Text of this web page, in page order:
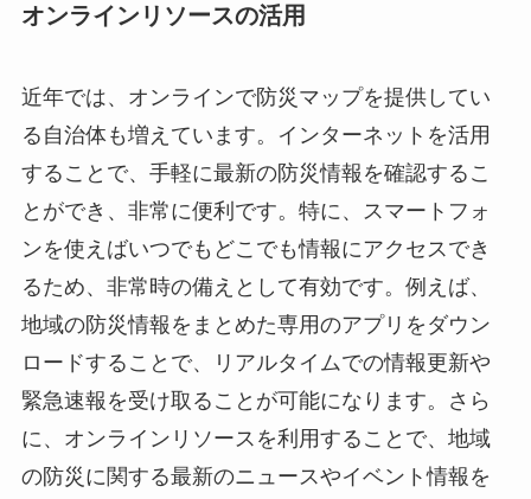
オンラインリソースの活用
近年では、オンラインで防災マップを提供してい
る自治体も増えています。インターネットを活用
することで、手軽に最新の防災情報を確認するこ
とができ、非常に便利です。特に、スマートフォ
ンを使えばいつでもどこでも情報にアクセスでき
るため、非常時の備えとして有効です。例えば、
地域の防災情報をまとめた専用のアプリをダウン
ロードすることで、リアルタイムでの情報更新や
緊急速報を受け取ることが可能になります。さら
に、オンラインリソースを利用することで、地域
の防災に関する最新のニュースやイベント情報を